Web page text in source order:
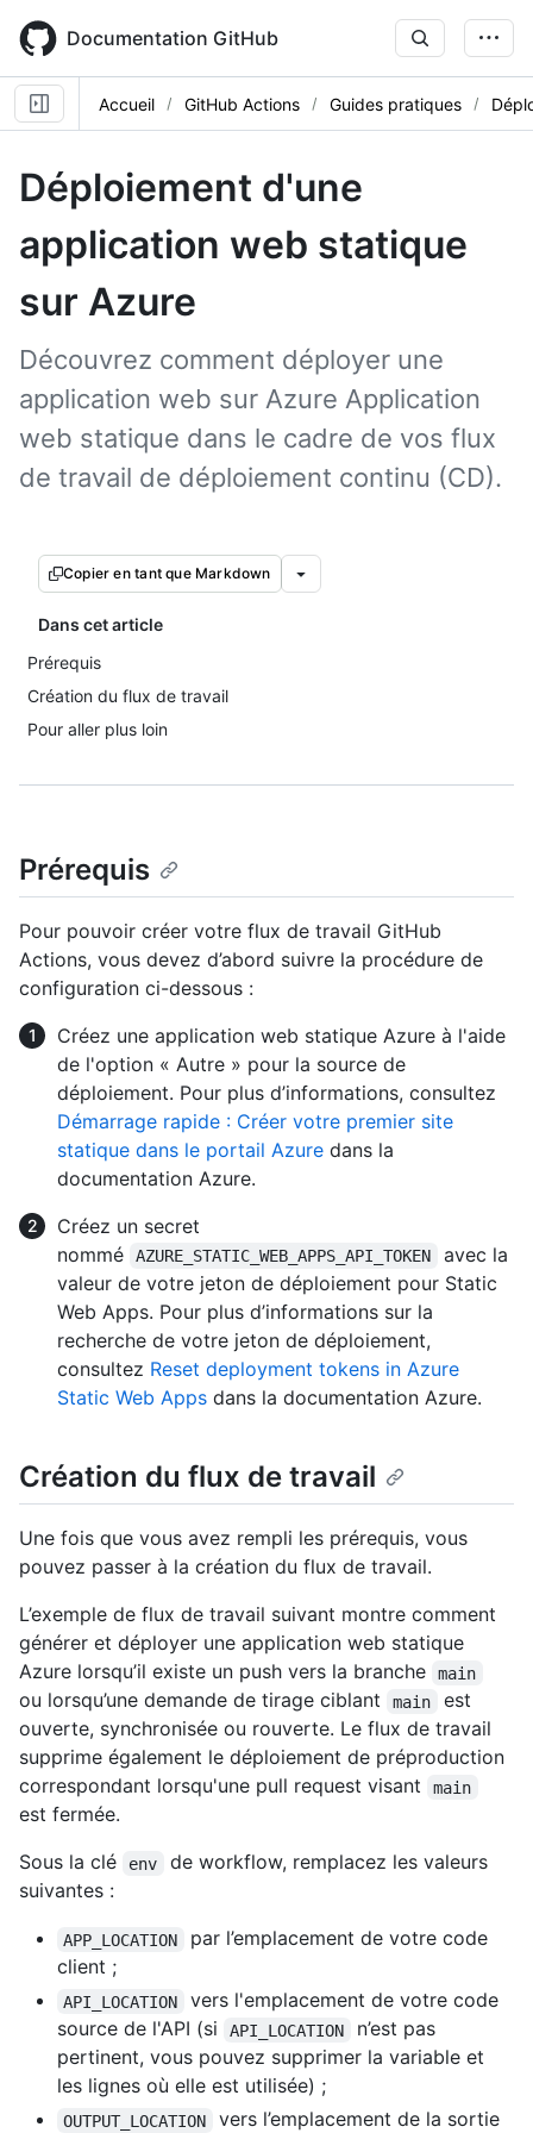
main
content
Documentation GitHub
Accueil GitHub Actions Guides pratiques
Déploiement d'une
application web statique
sur Azure
Découvrez comment déployer une
application web sur Azure Application
web statique dans le cadre de vos flux
de travail de déploiement continu (CD).
Copier en tant que Markdown
Dans cet article
Prérequis
Création du flux de travail
Pour aller plus loin
Prérequis
Pour pouvoir créer votre flux de travail GitHub
Actions, vous devez d’abord suivre la procédure de
configuration ci-dessous :
Créez une application web statique Azure à l'aide
de l'option « Autre » pour la source de
déploiement. Pour plus d’informations, consultez
Démarrage rapide : Créer votre premier site
statique dans le portail Azure dans la
documentation Azure.
Créez un secret
nommé
AZURE_STATIC_WEB_APPS_API_TOKEN
avec la
valeur de votre jeton de déploiement pour Static
Web Apps. Pour plus d’informations sur la
recherche de votre jeton de déploiement,
consultez Reset deployment tokens in Azure
Static Web Apps dans la documentation Azure.
Création du flux de travail
Une fois que vous avez rempli les prérequis, vous
pouvez passer à la création du flux de travail.
L’exemple de flux de travail suivant montre comment
générer et déployer une application web statique
Azure lorsqu’il existe un push vers la branche
main
ou lorsqu’une demande de tirage ciblant main
est
ouverte, synchronisée ou rouverte. Le flux de travail
supprime également le déploiement de préproduction
correspondant lorsqu'une pull request visant
main
est fermée.
Sous la clé
env
de workflow, remplacez les valeurs
suivantes :
APP_LOCATION
par l’emplacement de votre code
client ;
API_LOCATION
vers l'emplacement de votre code
source de l'API (si
API_LOCATION
n’est pas
pertinent, vous pouvez supprimer la variable et
les lignes où elle est utilisée) ;
OUTPUT_LOCATION vers l’emplacement de la sortie